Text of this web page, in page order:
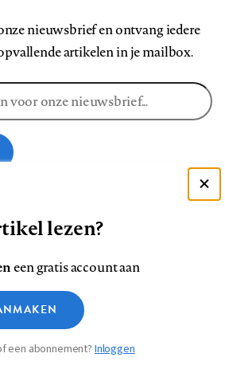
nieuwsbrief en ontvang iedere
artikelen in je mailbox.
ons
op
InstagramYouTube
Privacy
Medische vragen verdienen
betrouwbare antwoorden
lezen?
een gratis account aan
een abonnement?Inloggen